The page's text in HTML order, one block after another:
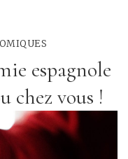
espagnole
chez vous !